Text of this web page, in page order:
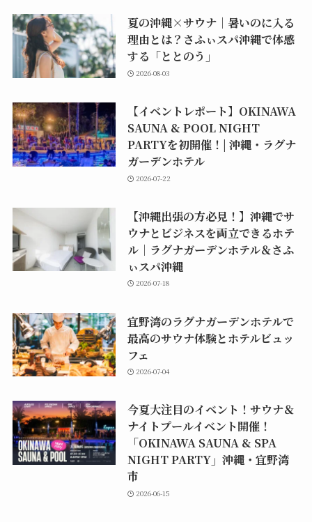
夏の沖縄×サウナ｜暑いのに入る
理由とは？さふぃスパ沖縄で体感
する「ととのう」
2026-08-03
【イベントレポート】OKINAWA
SAUNA & POOL NIGHT
PARTYを初開催！| 沖縄・ラグナ
ガーデンホテル
2026-07-22
【沖縄出張の方必見！】沖縄でサ
ウナとビジネスを両立できるホテ
ル｜ラグナガーデンホテル＆さふ
ぃスパ沖縄
2026-07-18
宜野湾のラグナガーデンホテルで
最高のサウナ体験とホテルビュッ
フェ
2026-07-04
今夏大注目のイベント！サウナ＆
ナイトプールイベント開催！
「OKINAWA SAUNA & SPA
NIGHT PARTY」沖縄・宜野湾
市
2026-06-15